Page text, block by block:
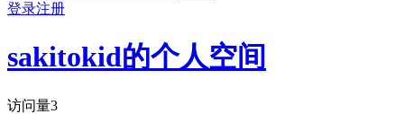
登录注册
sakitokid的个人空间
访问量3